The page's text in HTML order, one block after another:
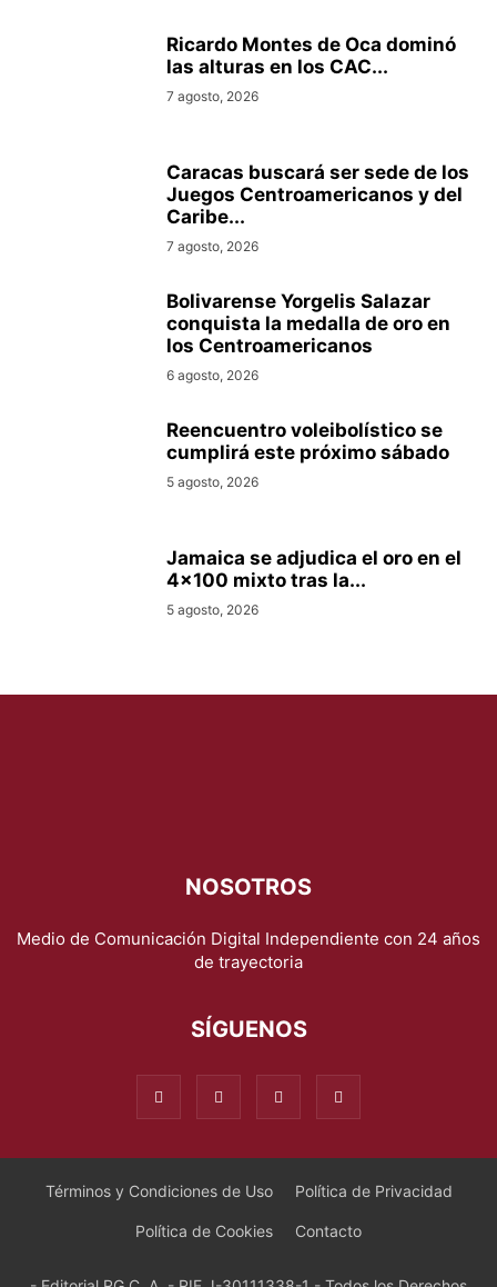
Ricardo Montes de Oca dominó
las alturas en los CAC...
7 agosto, 2026
Caracas buscará ser sede de los
Juegos Centroamericanos y del
Caribe...
7 agosto, 2026
Bolivarense Yorgelis Salazar
conquista la medalla de oro en
los Centroamericanos
6 agosto, 2026
Reencuentro voleibolístico se
cumplirá este próximo sábado
5 agosto, 2026
Jamaica se adjudica el oro en el
4×100 mixto tras la...
5 agosto, 2026
NOSOTROS
Medio de Comunicación Digital Independiente con 24 años
de trayectoria
SÍGUENOS
Términos y Condiciones de Uso Política de Privacidad
Política de Cookies Contacto